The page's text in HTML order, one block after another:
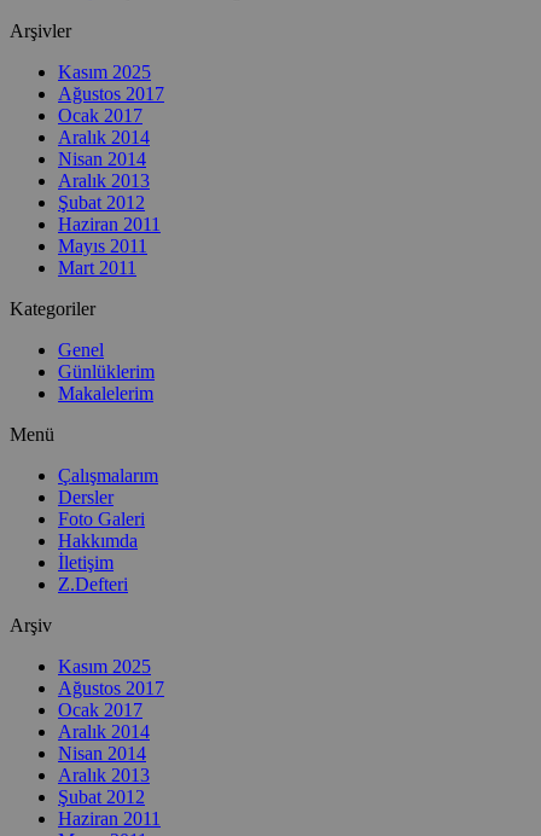
Arşivler
Kasım 2025
Ağustos 2017
Ocak 2017
Aralık 2014
Nisan 2014
Aralık 2013
Şubat 2012
Haziran 2011
Mayıs 2011
Mart 2011
Kategoriler
Genel
Günlüklerim
Makalelerim
Menü
Çalışmalarım
Dersler
Foto Galeri
Hakkımda
İletişim
Z.Defteri
Arşiv
Kasım 2025
Ağustos 2017
Ocak 2017
Aralık 2014
Nisan 2014
Aralık 2013
Şubat 2012
Haziran 2011